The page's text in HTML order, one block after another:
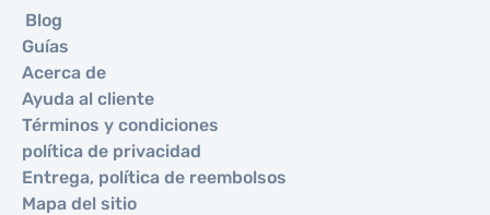
Blog
Guías
Acerca de
Ayuda al cliente
Términos y condiciones
política de privacidad
Entrega, política de reembolsos
Mapa del sitio